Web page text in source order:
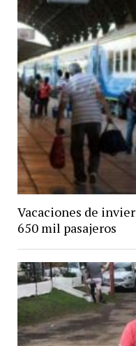
Vacaciones de
650 mil pasajeros